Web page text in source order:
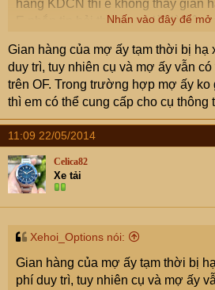
hàng KDCN thì e không thấy gian
E nhắn tin hỏi thì mợ trả lời là bận
min/mod cho e hỏi là các cụ đã
phạm hay là chủ gian hàng có thể
được? Có thể đã có 1 số cụ khác
mợ này để mua hàng nên e hy
sớm. Nếu là lừa đảo thì các cụ
thông tin để xử lý không ah?
Nhấn vào đây để mở
Gian hàng của mợ ấy tạm thời bị hạ
duy trì, tuy nhiên cụ và mợ ấy vẫn
trên OF. Trong trường hợp mợ ấy ko
thì em có thể cung cấp cho cụ thông
11:09 22/05/2014
Celica82
Xe tải
Xehoi_Options nói:
Gian hàng của mợ ấy tạm thời bị
phí duy trì, tuy nhiên cụ và mợ ấy